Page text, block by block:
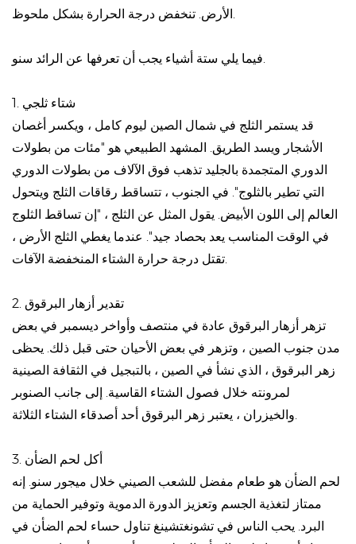
الأرض. تنخفض درجة الحرارة بشكل ملحوظ.
فيما يلي ستة أشياء يجب أن تعرفها عن الرائد سنو.
1. شتاء ثلجي
قد يستمر الثلج في شمال الصين ليوم كامل ، ويكسر أغصان
الأشجار ويسد الطريق. المشهد الطبيعي هو "مئات من بطولات
الدوري المتجمدة بالجليد تذهب فوق الآلاف من بطولات الدوري
التي تطير بالثلوج". في الجنوب ، تتساقط رقاقات الثلج ويتحول
العالم إلى اللون الأبيض. يقول المثل عن الثلج ، "إن تساقط الثلوج
في الوقت المناسب يعد بحصاد جيد". عندما يغطي الثلج الأرض ،
تقتل درجة حرارة الشتاء المنخفضة الآفات.
2. تقدير أزهار البرقوق
تزهر أزهار البرقوق عادة في منتصف وأواخر ديسمبر في بعض
مدن جنوب الصين ، وتزهر في بعض الأحيان حتى قبل ذلك. يحظى
زهر البرقوق ، الذي نشأ في الصين ، بالتبجيل في الثقافة الصينية
لمرونته خلال فصول الشتاء القاسية. إلى جانب الصنوبر
والخيزران ، يعتبر زهر البرقوق أحد أصدقاء الشتاء الثلاثة.
3. أكل لحم الضأن
لحم الضأن هو طعام مفضل للشعب الصيني خلال ميجور سنو. إنه
ممتاز لتغذية الجسم وتعزيز الدورة الدموية وتوفير الحماية من
البرد. يحب الناس في تشونغتشينغ تناول حساء لحم الضأن في